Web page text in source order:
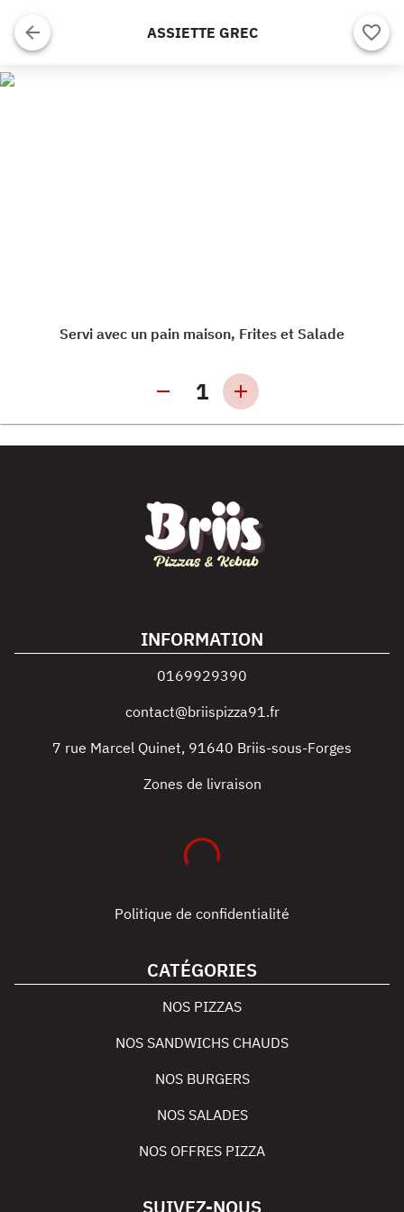
ASSIETTE GREC
Servi avec un pain maison, Frites et Salade
1
INFORMATION
0169929390
contact@briispizza91.fr
7 rue Marcel Quinet, 91640 Briis-sous-Forges
Zones de livraison
Politique de confidentialité
CATÉGORIES
NOS PIZZAS
NOS SANDWICHS CHAUDS
NOS BURGERS
NOS SALADES
NOS OFFRES PIZZA
SUIVEZ-NOUS